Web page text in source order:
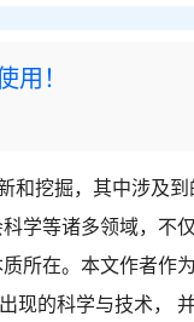
用！
和挖掘，其中涉及到
学等诸多领域，不
所在。本文作者作
现的科学与技术，